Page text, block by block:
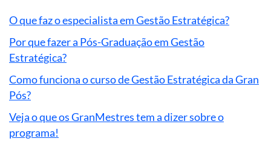
O que faz o especialista em Gestão Estratégica?
Por que fazer a Pós-Graduação em Gestão
Estratégica?
Como funciona o curso de Gestão Estratégica da Gran
Pós?
Veja o que os GranMestres tem a dizer sobre o
programa!